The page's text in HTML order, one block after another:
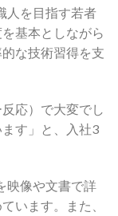
人を目指す若者
基本としながら
な技術習得を支
応）で大変でし
す」と、入社3
映像や文書で詳
います。また、